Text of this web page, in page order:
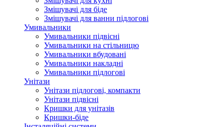
Змішувачі для біде
Змішувачі для ванни підлогові
Умивальники
Умивальники підвісні
Умивальники на стільницю
Умивальники вбудовані
Умивальники накладні
Умивальники підлогові
Унітази
Унітази підлогові, компакти
Унітази підвісні
Кришки для унітазів
Кришки-біде